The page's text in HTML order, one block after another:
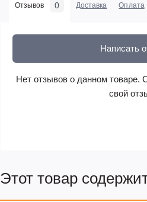
Отзывов 0 Доставка Оплата
Написать
Нет отзывов о данном товаре.
свой
Этот товар